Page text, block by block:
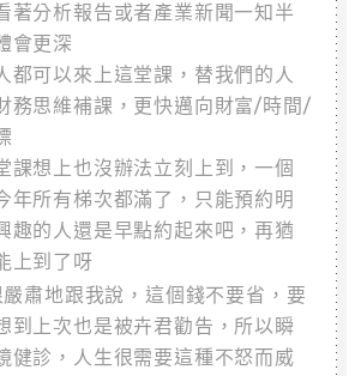
著分析報告或者產業新聞一知半
會更深
都可以來上這堂課，替我們的人
務思維補課，更快邁向財富/時間/
課想上也沒辦法立刻上到，一個
年所有梯次都滿了，只能預約明
趣的人還是早點約起來吧，再猶
上到了呀
嚴肅地跟我說，這個錢不要省，要
到上次也是被卉君勸告，所以瞬
健診，人生很需要這種不怒而威